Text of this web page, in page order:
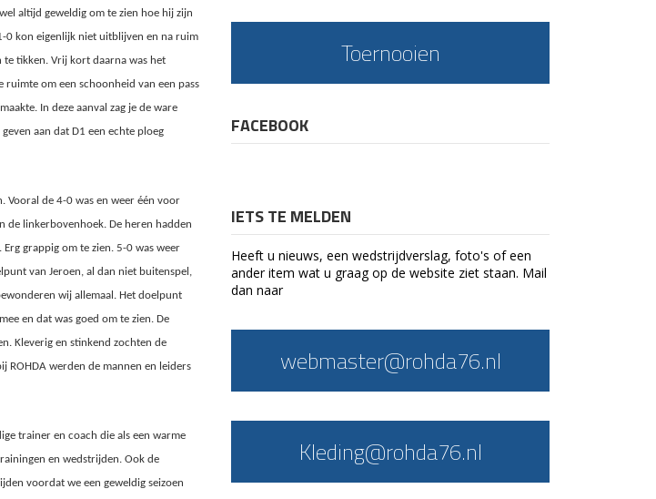
altijd geweldig om te zien hoe hij zijn
0 kon eigenlijk niet uitblijven en na ruim
te tikken. Vrij kort daarna was het
om een schoonheid van een pass
In deze aanval zag je de ware
aan dat D1 een echte ploeg
Vooral de 4-0 was en weer één voor
de linkerbovenhoek. De heren hadden
grappig om te zien. 5-0 was weer
van Jeroen, al dan niet buitenspel,
wij allemaal. Het doelpunt
en dat was goed om te zien. De
Kleverig en stinkend zochten de
ROHDA werden de mannen en leiders
trainer en coach die als een warme
en wedstrijden. Ook de
voordat we een geweldig seizoen
Toernooien
FACEBOOK
IETS TE MELDEN
Heeft u nieuws, een wedstrijdverslag, foto's of een
ander item wat u graag op de website ziet staan. Mail
dan naar
webmaster@rohda76.nl
Kleding@rohda76.nl